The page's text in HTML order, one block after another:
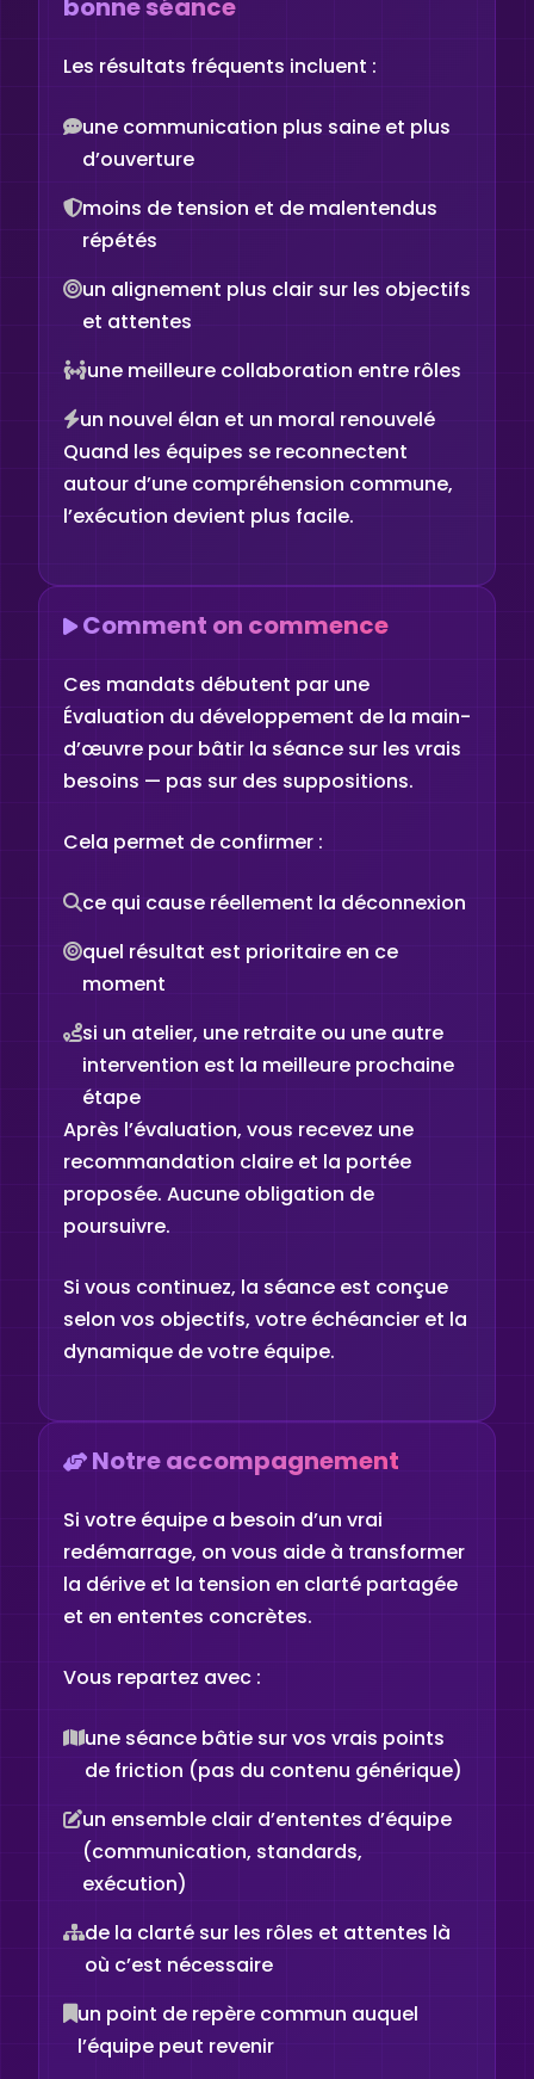
bonne séance
Les résultats fréquents incluent :
une communication plus saine et plus
d’ouverture
moins de tension et de malentendus
répétés
un alignement plus clair sur les objectifs
et attentes
une meilleure collaboration entre rôles
un nouvel élan et un moral renouvelé
Quand les équipes se reconnectent
autour d’une compréhension commune,
l’exécution devient plus facile.
Comment on commence
Ces mandats débutent par une
Évaluation du développement de la main-
d’œuvre pour bâtir la séance sur les vrais
besoins — pas sur des suppositions.
Cela permet de confirmer :
ce qui cause réellement la déconnexion
quel résultat est prioritaire en ce
moment
si un atelier, une retraite ou une autre
intervention est la meilleure prochaine
étape
Après l’évaluation, vous recevez une
recommandation claire et la portée
proposée. Aucune obligation de
poursuivre.
Si vous continuez, la séance est conçue
selon vos objectifs, votre échéancier et la
dynamique de votre équipe.
Notre accompagnement
Si votre équipe a besoin d’un vrai
redémarrage, on vous aide à transformer
la dérive et la tension en clarté partagée
et en ententes concrètes.
Vous repartez avec :
une séance bâtie sur vos vrais points
de friction (pas du contenu générique)
un ensemble clair d’ententes d’équipe
(communication, standards,
exécution)
de la clarté sur les rôles et attentes là
où c’est nécessaire
un point de repère commun auquel
l’équipe peut revenir